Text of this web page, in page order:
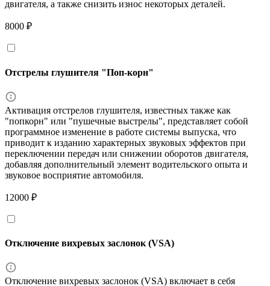
двигателя, а также снизить износ некоторых деталей.
8000 ₽
Отстрелы глушителя "Поп-корн"
Активация отстрелов глушителя, известных также как
"попкорн" или "пушечные выстрелы", представляет собой
программное изменение в работе системы выпуска, что
приводит к изданию характерных звуковых эффектов при
переключении передач или снижении оборотов двигателя,
добавляя дополнительный элемент водительского опыта и
звуковое восприятие автомобиля.
12000 ₽
Отключение вихревых заслонок (VSA)
Отключение вихревых заслонок (VSA) включает в себя